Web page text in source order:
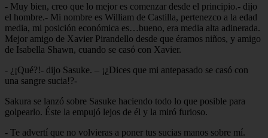
- Muy bien, creo que lo mejor es comenzar desde el principio.- dijo
el hombre.- Mi nombre es William de Castilla, pertenezco a la edad
media, mi posición económica es…bueno, era media alta adinerada.
Mejor amigo de Xavier Pirandello desde que éramos niños, y amigo
de Isabella Shawn, cuando se casó con Xavier.
- ¿¡Qué?!- dijo Sasuke. – ¡¿Dices que mi antepasado se casó con
una sangre sucia!?-
Sakura se lanzó sobre Sasuke haciendo todo lo que posible para
golpearlo. Éste la empujó lejos de él y la miró furioso.
- Te advertí que no volvieras a poner tus sucias manos sobre mí.